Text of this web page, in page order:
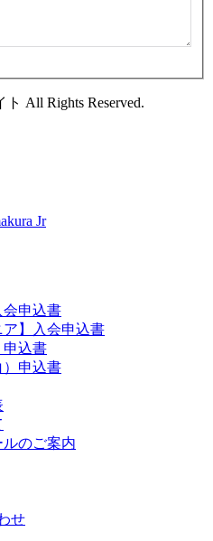
All Rights Reserved.
Jr
会申込書
ア】入会申込書
申込書
）申込書
のご案内
せ